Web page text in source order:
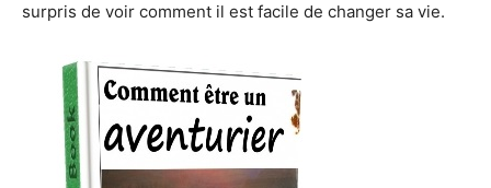
surpris de voir comment il est facile de changer sa vie.